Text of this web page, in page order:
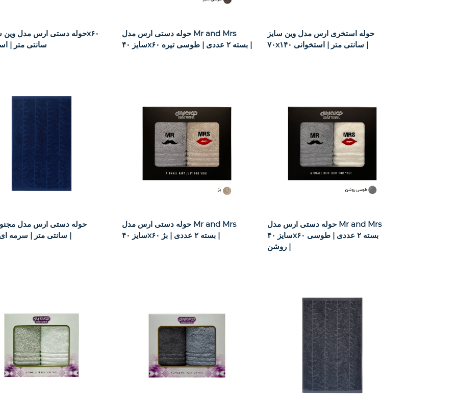
سانتی متر |
حوله دستی ارس مدل Mr and Mrs
سایز ۴۰x۶۰ بسته ۲ عددی | طوسی تیره |
حوله استخری ارس مدل وین سایز
۷۰x۱۴۰ سانتی متر | استخوانی |
حوله دستی ارس مدل
۴۰x۶۰ سانتی متر | سرمه ای |
حوله دستی ارس مدل Mr and Mrs
سایز ۴۰x۶۰ بسته ۲ عددی | بژ |
حوله دستی ارس مدل Mr and Mrs
سایز ۴۰x۶۰ بسته ۲ عددی | طوسی
روشن |